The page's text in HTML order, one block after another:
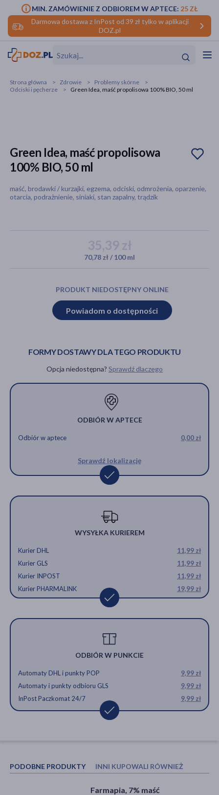
Darmowa dostawa z InPost od 39 zł tylko w aplikacji
DOZ.pl
MIN. ZAMÓWIENIE Z ODBIOREM W APTECE: 25 ZŁ
Hit
Strona główna Zdrowie
Problemy skórne
Odciski i pęcherze
Green Idea, maść propolisowa 100% BIO, 50 ml
Green Idea, maść propolisowa
100% BIO, 50 ml
maść, brodawki / kurzajki, egzema, odciski, odmrożenia, oparzenie,
otarcia, podrażnienie, siniaki, stan zapalny, trądzik
35,39 zł
70,78 zł / 100 ml
PRODUKT NIEDOSTĘPNY ONLINE
Powiadom o dostępności
FORMY DOSTAWY DLA TEGO PRODUKTU
Opcja niedostępna? Sprawdź dlaczego
ODBIÓR W APTECE
Odbiór w aptece 0,00 zł
Sprawdź lokalizację
WYSYŁKA KURIEREM
Kurier DHL
11,99 zł
Kurier GLS
11,99 zł
Kurier INPOST
11,99 zł
Kurier PHARMALINK
19,99 zł
ODBIÓR W PUNKCIE
Automaty DHL i punkty POP
9,99 zł
Automaty i punkty odbioru GLS
9,99 zł
InPost Paczkomat 24/7
9,99 zł
PODOBNE PRODUKTY INNI KUPOWALI RÓWNIEŻ
Farmapia, 7% maść
Maść propolisowa 7%, Farmina,